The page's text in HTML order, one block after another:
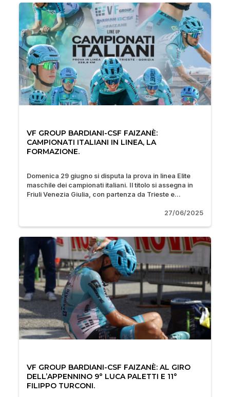
VF GROUP BARDIANI-CSF FAIZANÈ:
CAMPIONATI ITALIANI IN LINEA, LA
FORMAZIONE.
Domenica 29 giugno si disputa la prova in linea Elite
maschile dei campionati italiani. Il titolo si assegna in
Friuli Venezia Giulia, con partenza da Trieste e...
27/06/2025
VF GROUP BARDIANI-CSF FAIZANÈ: AL GIRO
DELL’APPENNINO 9° LUCA PALETTI E 11°
FILIPPO TURCONI.